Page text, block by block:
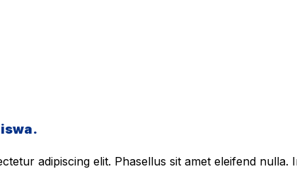
adipiscing elit. Phasellus sit amet eleifend